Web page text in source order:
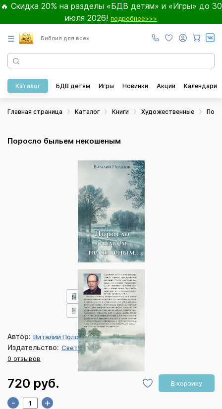
🔥 Скидка 20% на разделы «БДВ детям» и «Игры» до 30
июля 2026! подробнее>>>
☰ Библия для всех
Каталог БДВ детям Игры Новинки Акции Календари
Главная страница Каталог Книги Художественные
Поросло быльем некошеным
Автор: Виталий Полозов
Издательство: Свет на Востоке
0 отзывов
720 руб. В корзину
- +